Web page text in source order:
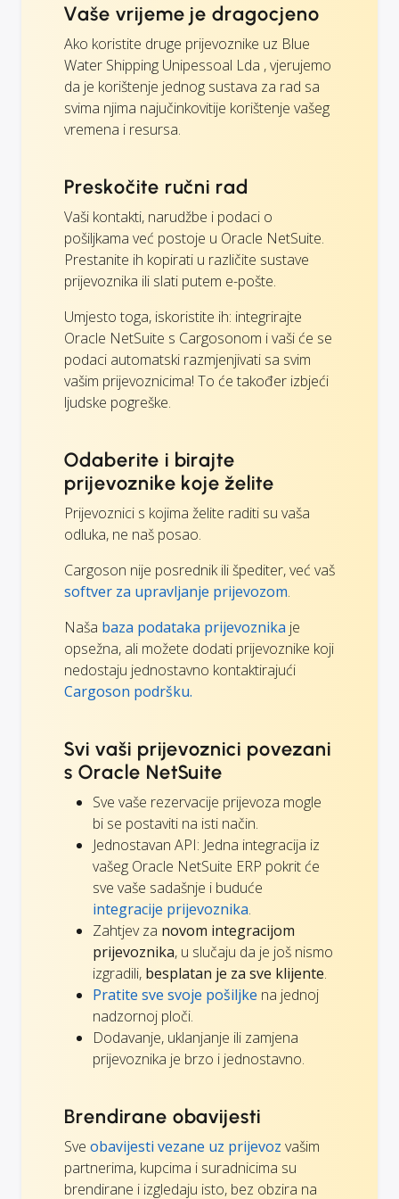
Vaše vrijeme je dragocjeno
Ako koristite druge prijevoznike uz Blue
Water Shipping Unipessoal Lda , vjerujemo
da je korištenje jednog sustava za rad sa
svima njima najučinkovitije korištenje vašeg
vremena i resursa.
Preskočite ručni rad
Vaši kontakti, narudžbe i podaci o
pošiljkama već postoje u Oracle NetSuite.
Prestanite ih kopirati u različite sustave
prijevoznika ili slati putem e-pošte.
Umjesto toga, iskoristite ih: integrirajte
Oracle NetSuite s Cargosonom i vaši će se
podaci automatski razmjenjivati sa svim
vašim prijevoznicima! To će također izbjeći
ljudske pogreške.
Odaberite i birajte
prijevoznike koje želite
Prijevoznici s kojima želite raditi su vaša
odluka, ne naš posao.
Cargoson nije posrednik ili špediter, već vaš
softver za upravljanje prijevozom.
Naša baza podataka prijevoznika je
opsežna, ali možete dodati prijevoznike koji
nedostaju jednostavno kontaktirajući
Cargoson podršku.
Svi vaši prijevoznici povezani
s Oracle NetSuite
Sve vaše rezervacije prijevoza mogle
bi se postaviti na isti način.
Jednostavan API: Jedna integracija iz
vašeg Oracle NetSuite ERP pokrit će
sve vaše sadašnje i buduće
integracije prijevoznika.
Zahtjev za novom integracijom
prijevoznika, u slučaju da je još nismo
izgradili, besplatan je za sve klijente.
Pratite sve svoje pošiljke na jednoj
nadzornoj ploči.
Dodavanje, uklanjanje ili zamjena
prijevoznika je brzo i jednostavno.
Brendirane obavijesti
Sve obavijesti vezane uz prijevoz vašim
partnerima, kupcima i suradnicima su
brendirane i izgledaju isto, bez obzira na